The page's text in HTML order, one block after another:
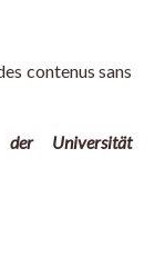
contenus sans
der Universität